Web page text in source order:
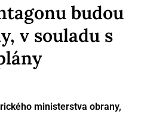
budou
v souladu s
ministerstva obrany,